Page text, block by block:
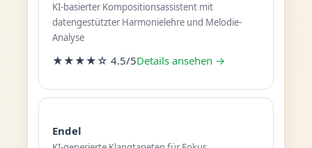
KI-basierter Kompositionsassistent mit
datengestützter Harmonielehre und Melodie-
Analyse
★★★★☆ 4.5/5Details ansehen →
Endel